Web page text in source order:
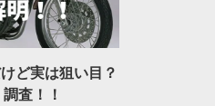
ど実は狙い目？
査！！